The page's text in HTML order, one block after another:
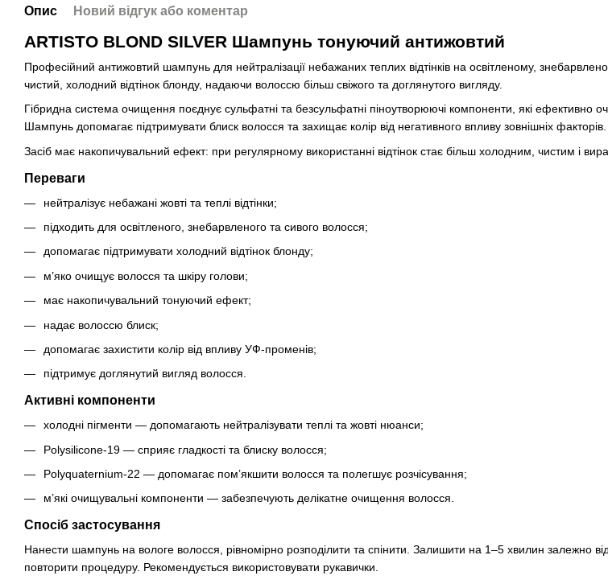
Опис Новий відгук або коментар
ARTISTO BLOND SILVER Шампунь тонуючий антижовтий
Професійний антижовтий шампунь для нейтралізації небажаних теплих відтінків на освітленому,
чистий, холодний відтінок блонду, надаючи волоссю більш свіжого та доглянутого вигляду.
Гібридна система очищення поєднує сульфатні та безсульфатні піноутворюючі компоненти, які ефективно
Шампунь допомагає підтримувати блиск волосся та захищає колір від негативного впливу зовнішніх факторів.
Засіб має накопичувальний ефект: при регулярному використанні відтінок стає більш холодним, чистим і
Переваги
нейтралізує небажані жовті та теплі відтінки;
підходить для освітленого, знебарвленого та сивого волосся;
допомагає підтримувати холодний відтінок блонду;
м’яко очищує волосся та шкіру голови;
має накопичувальний тонуючий ефект;
надає волоссю блиск;
допомагає захистити колір від впливу УФ-променів;
підтримує доглянутий вигляд волосся.
Активні компоненти
холодні пігменти — допомагають нейтралізувати теплі та жовті нюанси;
Polysilicone-19 — сприяє гладкості та блиску волосся;
Polyquaternium-22 — допомагає пом’якшити волосся та полегшує розчісування;
м’які очищувальні компоненти — забезпечують делікатне очищення волосся.
Спосіб застосування
Нанести шампунь на вологе волосся, рівномірно розподілити та спінити. Залишити на 1–5 хвилин залежно
повторити процедуру. Рекомендується використовувати рукавички.